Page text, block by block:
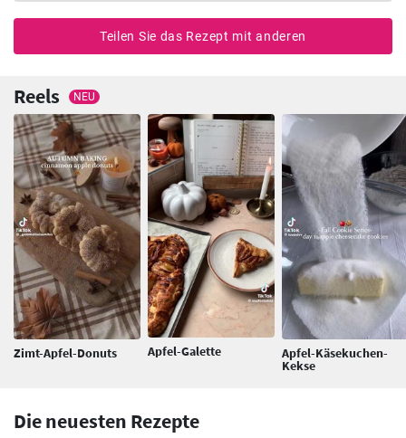
Teilen Sie das Rezept mit anderen
Reels NEU
Zimt-Apfel-Donuts Apfel-Galette Apfel-Käsekuchen-
Kekse
Die neuesten Rezepte